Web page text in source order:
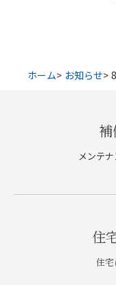
ホーム お知らせ
メンテ
住
住宅